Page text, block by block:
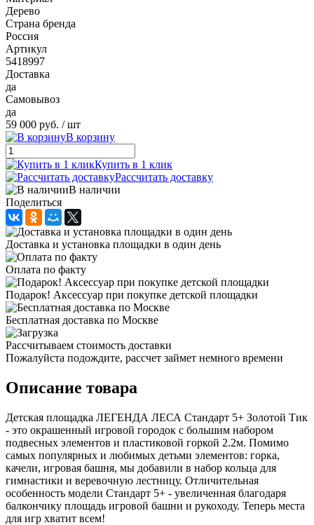
Дерево
Страна бренда
Россия
Артикул
5418997
Доставка
да
Самовывоз
да
59 000 руб. / шт
В корзину
Купить в 1 клик
Рассчитать доставку
В наличии
Поделиться
Доставка и установка площадки в один день
Оплата по факту
Подарок! Аксессуар при покупке детской площадки
Бесплатная доставка по Москве
Рассчитываем стоимость доставки
Пожалуйста подождите, рассчет займет немного времени
Описание товара
Детская площадка ЛЕГЕНДА ЛЕСА Стандарт 5+ Золотой Тик
- это окрашенный игровой городок с большим набором
подвесных элементов и пластиковой горкой 2.2м. Помимо
самых популярных и любимых детьми элементов: горка,
качели, игровая башня, мы добавили в набор кольца для
гимнастики и веревочную лестницу. Отличительная
особенность модели Стандарт 5+ - увеличенная благодаря
балкончику площадь игровой башни и рукоходу. Теперь места
для игр хватит всем!